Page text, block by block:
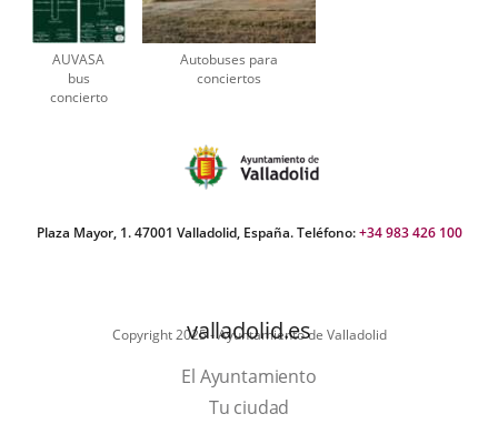
AUVASA
bus
concierto
Autobuses para
conciertos
Plaza Mayor, 1. 47001 Valladolid, España. Teléfono:+34 983 426 100
Copyright 2025 - Ayuntamiento de Valladolid
valladolid.es
El Ayuntamiento
Tu ciudad